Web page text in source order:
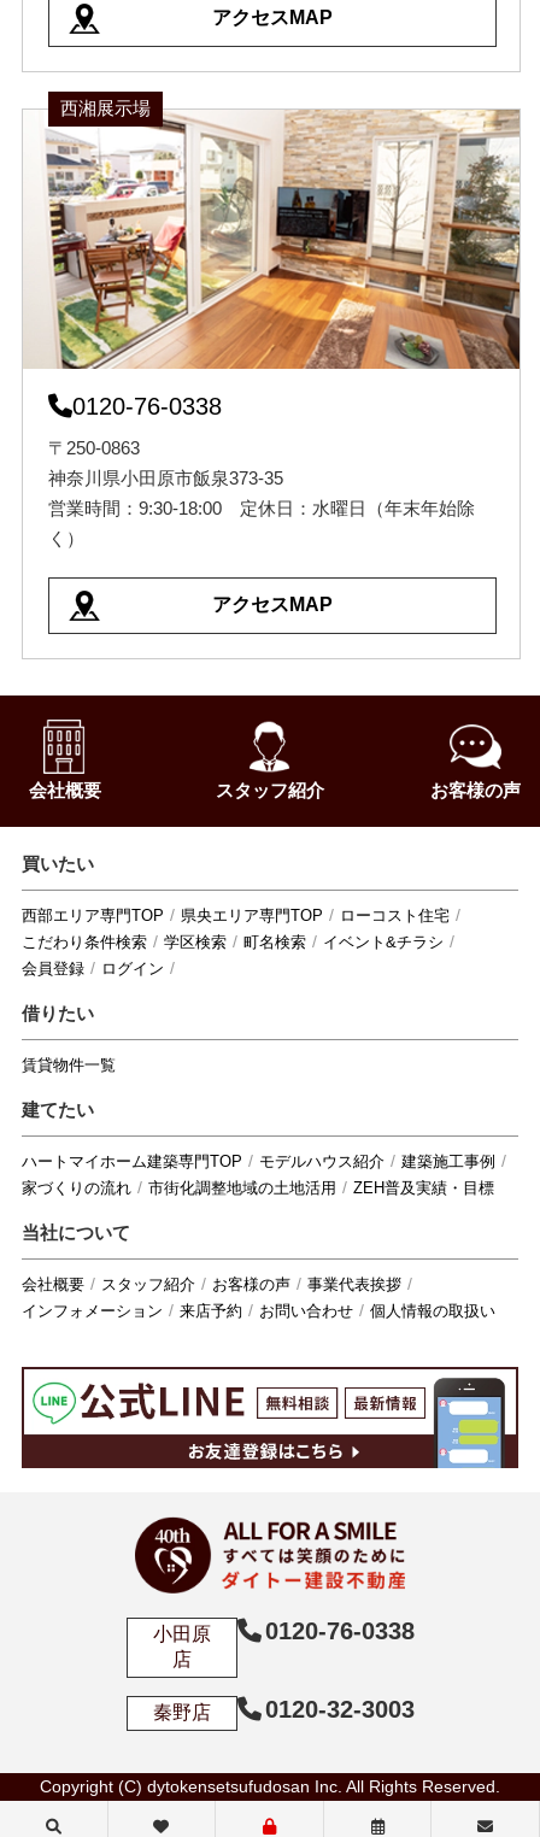
アクセスMAP
西湘展示場
0120-76-0338
〒250-0863
神奈川県小田原市飯泉373-35
営業時間：9:30-18:00 定休日：水曜日（年末年始除
く）
アクセスMAP
会社概要 スタッフ紹介 お客様の声
買いたい
西部エリア専門TOP 県央エリア専門TOP
ローコスト住宅
こだわり条件検索
学区検索 町名検索
イベント&チラシ
会員登録
ログイン
借りたい
賃貸物件一覧
建てたい
ハートマイホーム建築専門TOP モデルハウス紹介
建築施工事例
家づくりの流れ
市街化調整地域の土地活用 ZEH普及実績・目標
当社について
会社概要 スタッフ紹介 お客様の声
事業代表挨拶
インフォメーション
来店予約 お問い合わせ 個人情報の取扱い
小田原
店
0120-76-0338
秦野店 0120-32-3003
Copyright (C) dytokensetsufudosan Inc. All Rights Reserved.